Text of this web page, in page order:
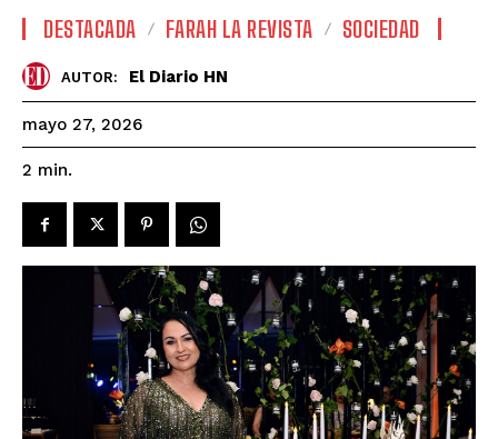
DESTACADA FARAH LA REVISTA SOCIEDAD
AUTOR: El Diario HN
mayo 27, 2026
2 min.